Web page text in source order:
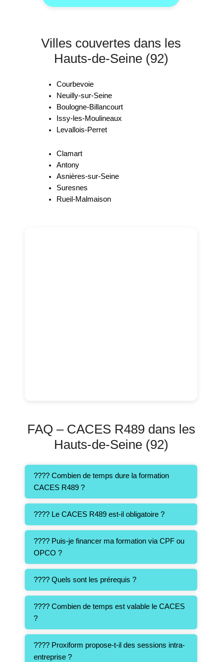
Villes couvertes dans les
Hauts-de-Seine (92)
Courbevoie
Neuilly-sur-Seine
Boulogne-Billancourt
Issy-les-Moulineaux
Levallois-Perret
Clamart
Antony
Asnières-sur-Seine
Suresnes
Rueil-Malmaison
FAQ – CACES R489 dans les
Hauts-de-Seine (92)
???? Combien de temps dure la formation
CACES R489 ?
???? Le CACES R489 est-il obligatoire ?
???? Puis-je financer ma formation via CPF ou
OPCO ?
???? Quels sont les prérequis ?
???? Combien de temps est valable le CACES
?
???? Proxiform propose-t-il des sessions intra-
entreprise ?